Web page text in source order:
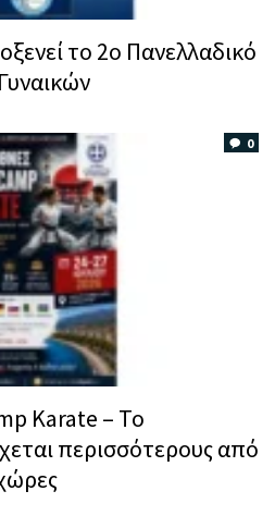
το 2ο Πανελλαδικό
0
Karate – Το
περισσότερους από